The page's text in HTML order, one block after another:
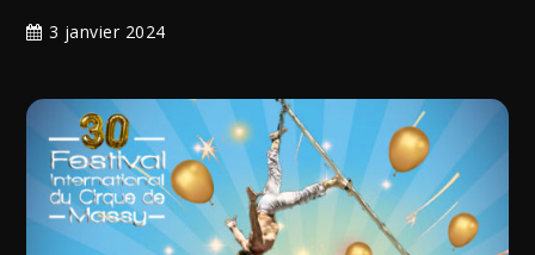
3 janvier 2024